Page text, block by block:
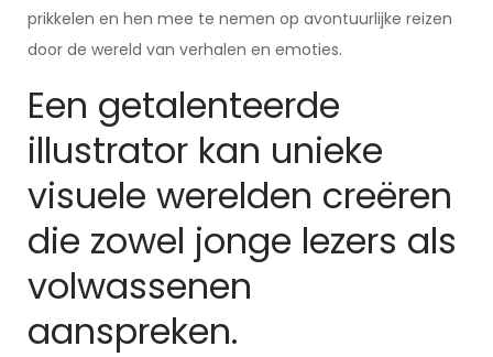
prikkelen en hen mee te nemen op avontuurlijke reizen
door de wereld van verhalen en emoties.
Een getalenteerde
illustrator kan unieke
visuele werelden creëren
die zowel jonge lezers als
volwassenen
aanspreken.